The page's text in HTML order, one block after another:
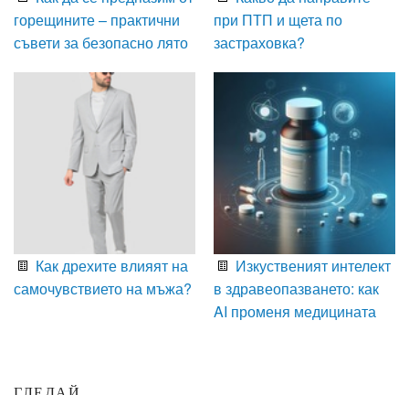
горещините – практични
съвети за безопасно лято
при ПТП и щета по
застраховка?
Как дрехите влияят на
самочувствието на мъжа?
Изкуственият интелект
в здравеопазването: как
AI променя медицината